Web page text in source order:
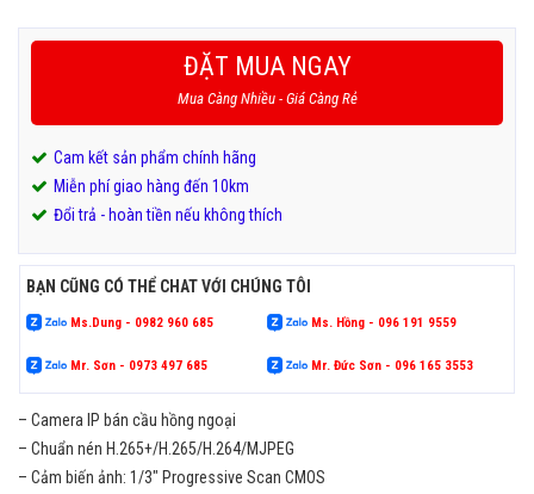
2,650,000₫.
là:
2,100,000₫.
ĐẶT MUA NGAY
Mua Càng Nhiều - Giá Càng Rẻ
Cam kết sản phẩm chính hãng
Miễn phí giao hàng đến 10km
Đổi trả - hoàn tiền nếu không thích
BẠN CŨNG CÓ THỂ CHAT VỚI CHÚNG TÔI
Ms.Dung - 0982 960 685 Ms. Hồng - 096 191 9559
Mr. Sơn - 0973 497 685 Mr. Đức Sơn - 096 165 3553
– Camera IP bán cầu hồng ngoại
– Chuẩn nén H.265+/H.265/H.264/MJPEG
– Cảm biến ảnh: 1/3″ Progressive Scan CMOS